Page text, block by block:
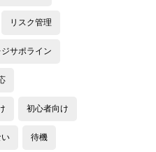
リスク管理
ジサポライン
初心者向け
待機